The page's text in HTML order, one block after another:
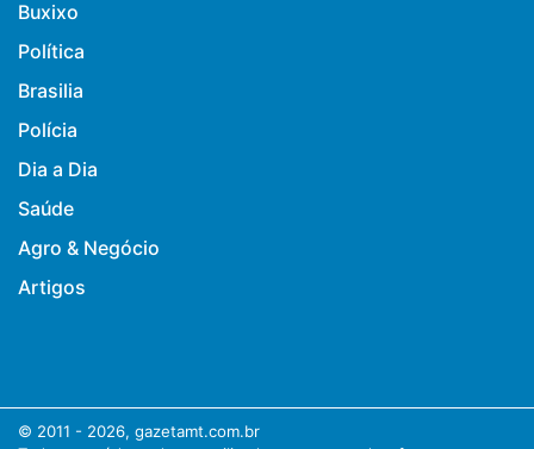
Buxixo
Política
Brasilia
Polícia
Dia a Dia
Saúde
Agro & Negócio
Artigos
© 2011 - 2026, gazetamt.com.br